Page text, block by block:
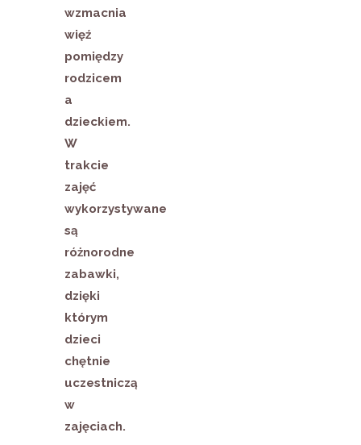
wzmacnia
więź
pomiędzy
rodzicem
a
dzieckiem.
W
trakcie
zajęć
wykorzystywane
są
różnorodne
zabawki,
dzięki
którym
dzieci
chętnie
uczestniczą
w
zajęciach.